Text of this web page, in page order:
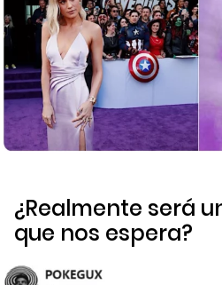
¿Realmente será
que nos espera?